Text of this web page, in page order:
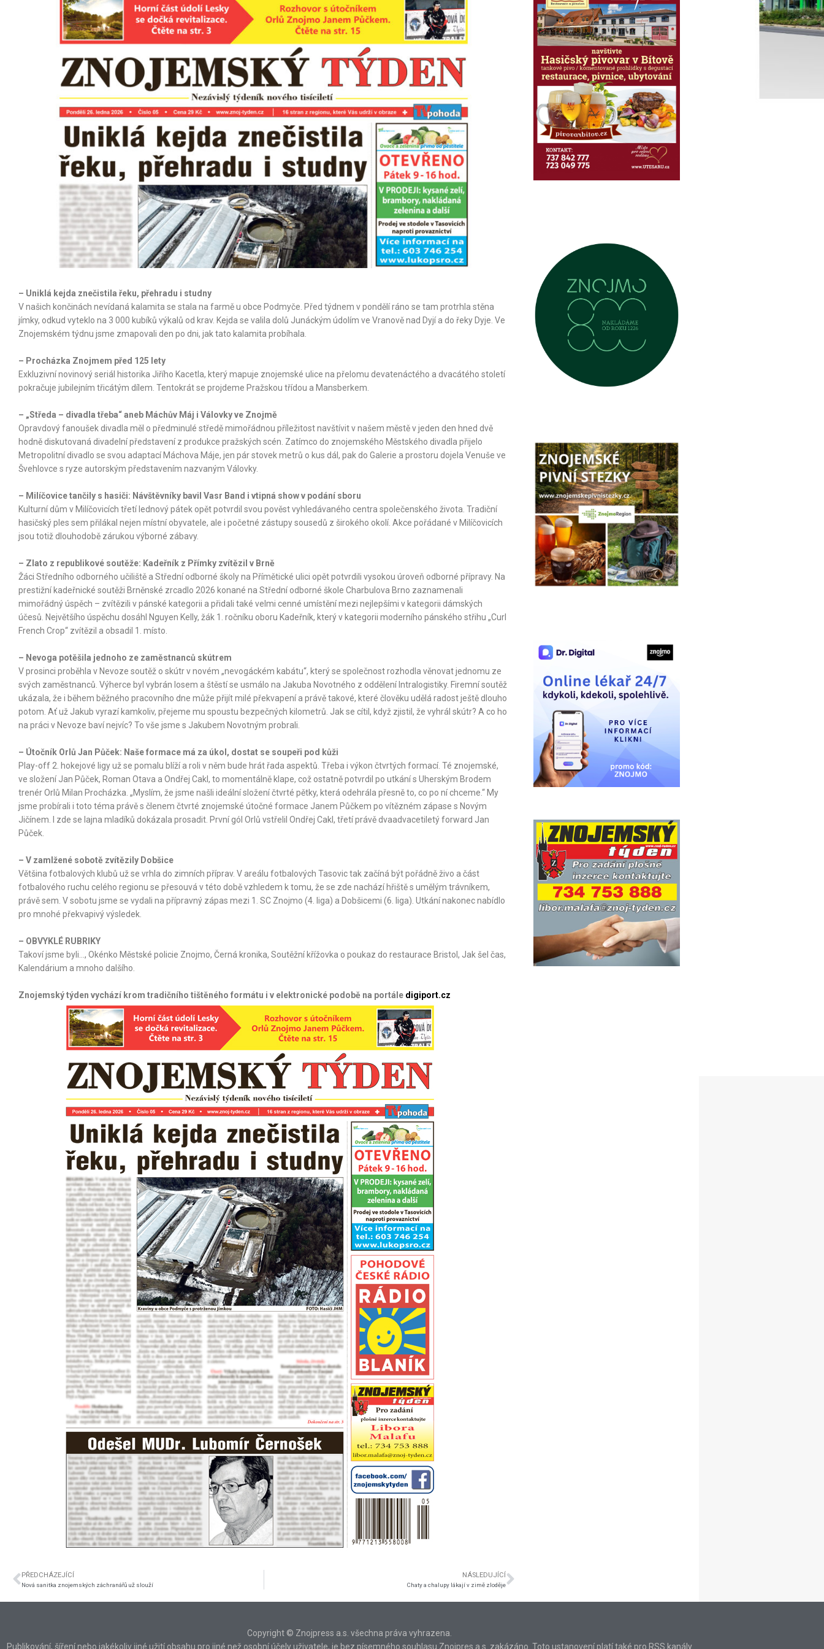
– Uniklá kejda znečistila řeku, přehradu i studny
V našich končinách nevídaná kalamita se stala na farmě u obce Podmyče. Před týdnem v pondělí ráno se tam protrhla stěna
jímky, odkud vyteklo na 3 000 kubíků výkalů od krav. Kejda se valila dolů Junáckým údolím ve Vranově nad Dyjí a do řeky Dyje. Ve
Znojemském týdnu jsme zmapovali den po dni, jak tato kalamita probíhala.
– Procházka Znojmem před 125 lety
Exkluzivní novinový seriál historika Jiřího Kacetla, který mapuje znojemské ulice na přelomu devatenáctého a dvacátého století
pokračuje jubilejním třicátým dílem. Tentokrát se projdeme Pražskou třídou a Mansberkem.
– „Středa – divadla třeba“ aneb Máchův Máj i Válovky ve Znojmě
Opravdový fanoušek divadla měl o předminulé středě mimořádnou příležitost navštívit v našem městě v jeden den hned dvě
hodně diskutovaná divadelní představení z produkce pražských scén. Zatímco do znojemského Městského divadla přijelo
Metropolitní divadlo se svou adaptací Máchova Máje, jen pár stovek metrů o kus dál, pak do Galerie a prostoru dojela Venuše ve
Švehlovce s ryze autorským představením nazvaným Válovky.
– Milíčovice tančily s hasiči: Návštěvníky bavil Vasr Band i vtipná show v podání sboru
Kulturní dům v Milíčovicích třetí lednový pátek opět potvrdil svou pověst vyhledávaného centra společenského života. Tradiční
hasičský ples sem přilákal nejen místní obyvatele, ale i početné zástupy sousedů z širokého okolí. Akce pořádané v Milíčovicích
jsou totiž dlouhodobě zárukou výborné zábavy.
– Zlato z republikové soutěže: Kadeřník z Přímky zvítězil v Brně
Žáci Středního odborného učiliště a Střední odborné školy na Přímětické ulici opět potvrdili vysokou úroveň odborné přípravy. Na
prestižní kadeřnické soutěži Brněnské zrcadlo 2026 konané na Střední odborné škole Charbulova Brno zaznamenali
mimořádný úspěch – zvítězili v pánské kategorii a přidali také velmi cenné umístění mezi nejlepšími v kategorii dámských
účesů. Největšího úspěchu dosáhl Nguyen Kelly, žák 1. ročníku oboru Kadeřník, který v kategorii moderního pánského střihu „Curl
French Crop“ zvítězil a obsadil 1. místo.
– Nevoga potěšila jednoho ze zaměstnanců skútrem
V prosinci proběhla v Nevoze soutěž o skútr v novém „nevogáckém kabátu“, který se společnost rozhodla věnovat jednomu ze
svých zaměstnanců. Výherce byl vybrán losem a štěstí se usmálo na Jakuba Novotného z oddělení Intralogistiky. Firemní soutěž
ukázala, že i během běžného pracovního dne může přijít milé překvapení a právě takové, které člověku udělá radost ještě dlouho
potom. Ať už Jakub vyrazí kamkoliv, přejeme mu spoustu bezpečných kilometrů. Jak se cítil, když zjistil, že vyhrál skútr? A co ho
na práci v Nevoze baví nejvíc? To vše jsme s Jakubem Novotným probrali.
– Útočník Orlů Jan Půček: Naše formace má za úkol, dostat se soupeři pod kůži
Play-off 2. hokejové ligy už se pomalu blíží a roli v něm bude hrát řada aspektů. Třeba i výkon čtvrtých formací. Té znojemské,
ve složení Jan Půček, Roman Otava a Ondřej Cakl, to momentálně klape, což ostatně potvrdil po utkání s Uherským Brodem
trenér Orlů Milan Procházka. „Myslím, že jsme našli ideální složení čtvrté pětky, která odehrála přesně to, co po ní chceme.“ My
jsme probírali i toto téma právě s členem čtvrté znojemské útočné formace Janem Půčkem po vítězném zápase s Novým
Jičínem. I zde se lajna mladíků dokázala prosadit. První gól Orlů vstřelil Ondřej Cakl, třetí právě dvaadvacetiletý forward Jan
Půček.
– V zamlžené sobotě zvítězily Dobšice
Většina fotbalových klubů už se vrhla do zimních příprav. V areálu fotbalových Tasovic tak začíná být pořádně živo a část
fotbalového ruchu celého regionu se přesouvá v této době vzhledem k tomu, že se zde nachází hřiště s umělým trávníkem,
právě sem. V sobotu jsme se vydali na přípravný zápas mezi 1. SC Znojmo (4. liga) a Dobšicemi (6. liga). Utkání nakonec nabídlo
pro mnohé překvapivý výsledek.
– OBVYKLÉ RUBRIKY
Takoví jsme byli…, Okénko Městské policie Znojmo, Černá kronika, Soutěžní křížovka o poukaz do restaurace Bristol, Jak šel čas,
Kalendárium a mnoho dalšího.
Znojemský týden vychází krom tradičního tištěného formátu i v elektronické podobě na portále digiport.cz
PŘEDCHÁZEJÍCÍ
Nová sanitka znojemských záchranářů už slouží
NÁSLEDUJÍCÍ
Chaty a chalupy lákají v zimě zloděje
Copyright © Znojpress a.s. všechna práva vyhrazena.
Publikování, šíření nebo jakékoliv jiné užití obsahu pro jiné než osobní účely uživatele, je bez písemného souhlasu Znojpres a.s. zakázáno. Toto ustanovení platí také pro RSS kanály